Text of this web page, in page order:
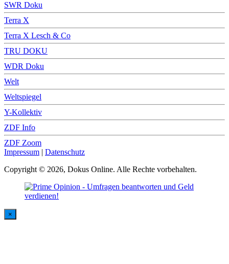
SWR Doku
Terra X
Terra X Lesch & Co
TRU DOKU
WDR Doku
Welt
Weltspiegel
Y-Kollektiv
ZDF Info
ZDF Zoom
Impressum | Datenschutz
Copyright © 2026, Dokus Online. Alle Rechte vorbehalten.
×